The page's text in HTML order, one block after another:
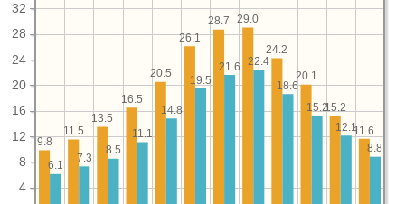
4
8
12
16
20
24
28
32
11.6
15.2
20.1
24.2
29.0
28.7
26.1
20.5
16.5
13.5
11.5
9.8
8.8
12.1
15.2
18.6
22.4
21.6
19.5
14.8
11.1
8.5
7.3
6.1